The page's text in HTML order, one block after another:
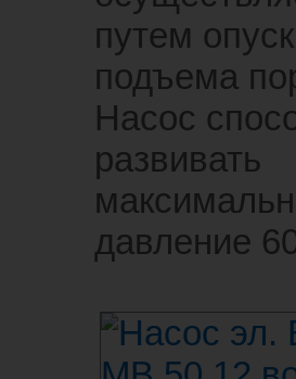
путем
подъема
Насос
развивать
давление